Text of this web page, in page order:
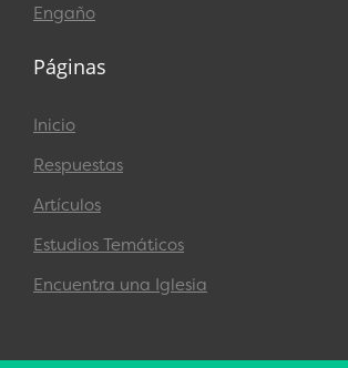
Engaño
Páginas
Inicio
Respuestas
Artículos
Estudios Temáticos
Encuentra una Iglesia